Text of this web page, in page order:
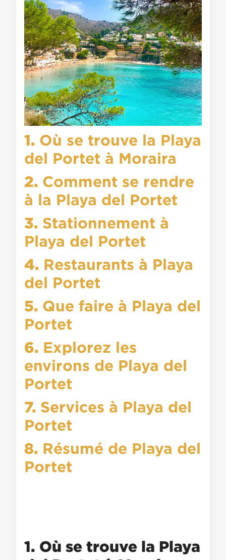
1. Où se trouve la Playa
del Portet à Moraira
2. Comment se rendre
à la Playa del Portet
3. Stationnement à
Playa del Portet
4. Restaurants à Playa
del Portet
5. Que faire à Playa del
Portet
6. Explorez les
environs de Playa del
Portet
7. Services à Playa del
Portet
8. Résumé de Playa del
Portet
1. Où se trouve la Playa